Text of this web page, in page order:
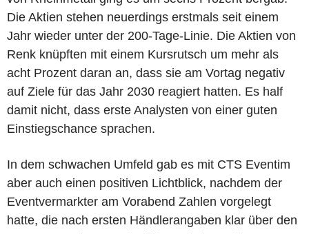
Die Aktien stehen neuerdings erstmals seit einem
Jahr wieder unter der 200-Tage-Linie. Die Aktien von
Renk knüpften mit einem Kursrutsch um mehr als
acht Prozent daran an, dass sie am Vortag negativ
auf Ziele für das Jahr 2030 reagiert hatten. Es half
damit nicht, dass erste Analysten von einer guten
Einstiegschance sprachen.
In dem schwachen Umfeld gab es mit CTS Eventim
aber auch einen positiven Lichtblick, nachdem der
Eventvermarkter am Vorabend Zahlen vorgelegt
hatte, die nach ersten Händlerangaben klar über den